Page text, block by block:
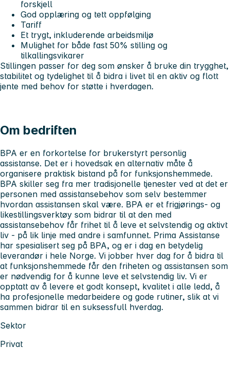
forskjell
God opplæring og tett oppfølging
Tariff
Et trygt, inkluderende arbeidsmiljø
Mulighet for både fast 50% stilling og
tilkallingsvikarer
Stillingen passer for deg som ønsker å bruke din trygghet,
stabilitet og tydelighet til å bidra i livet til en aktiv og flott
jente med behov for støtte i hverdagen.
Om bedriften
BPA er en forkortelse for brukerstyrt personlig
assistanse. Det er i hovedsak en alternativ måte å
organisere praktisk bistand på for funksjonshemmede.
BPA skiller seg fra mer tradisjonelle tjenester ved at det er
personen med assistansebehov som selv bestemmer
hvordan assistansen skal være. BPA er et frigjørings- og
likestillingsverktøy som bidrar til at den med
assistansebehov får frihet til å leve et selvstendig og aktivt
liv - på lik linje med andre i samfunnet. Prima Assistanse
har spesialisert seg på BPA, og er i dag en betydelig
leverandør i hele Norge. Vi jobber hver dag for å bidra til
at funksjonshemmede får den friheten og assistansen som
er nødvendig for å kunne leve et selvstendig liv. Vi er
opptatt av å levere et godt konsept, kvalitet i alle ledd, å
ha profesjonelle medarbeidere og gode rutiner, slik at vi
sammen bidrar til en suksessfull hverdag.
Sektor
Privat